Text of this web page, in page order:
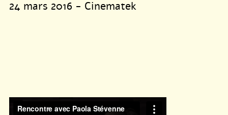
24 mars 2016 - Cinematek